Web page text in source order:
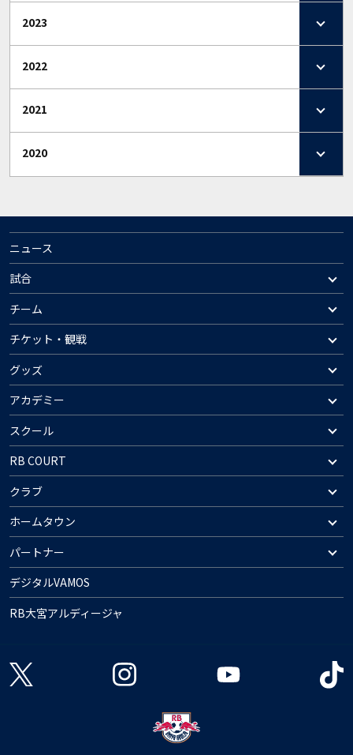
2023
2022
2021
2020
ニュース
試合
チーム
チケット・観戦
グッズ
アカデミー
スクール
RB COURT
クラブ
ホームタウン
パートナー
デジタルVAMOS
RB大宮アルディージャ